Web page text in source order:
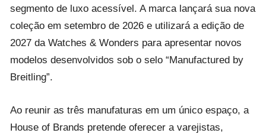
segmento de luxo acessível. A marca lançará sua nova
coleção em setembro de 2026 e utilizará a edição de
2027 da Watches & Wonders para apresentar novos
modelos desenvolvidos sob o selo “Manufactured by
Breitling”.
Ao reunir as três manufaturas em um único espaço, a
House of Brands pretende oferecer a varejistas,